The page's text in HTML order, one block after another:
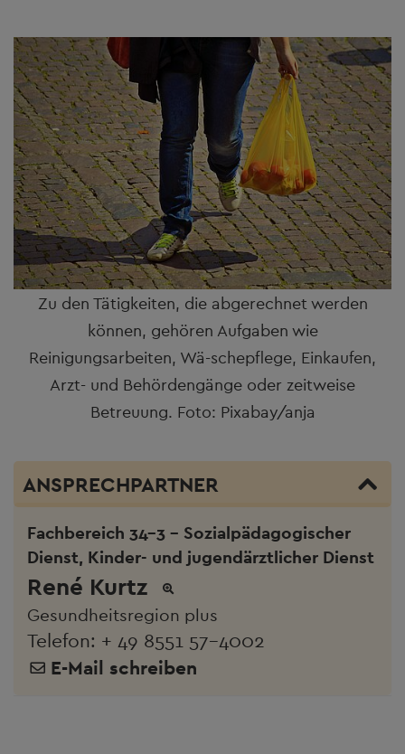
Zu den Tätigkeiten, die abgerechnet werden
können, gehören Aufgaben wie
Reinigungsarbeiten, Wä-schepflege, Einkaufen,
Arzt- und Behördengänge oder zeitweise
Betreuung. Foto: Pixabay/anja
ANSPRECHPARTNER
Fachbereich 34-3 - Sozialpädagogischer
Dienst, Kinder- und jugendärztlicher Dienst
René Kurtz
Gesundheitsregion plus
Telefon: + 49 8551 57-4002
E-Mail schreiben